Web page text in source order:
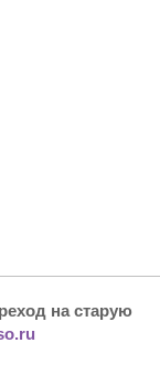
на старую